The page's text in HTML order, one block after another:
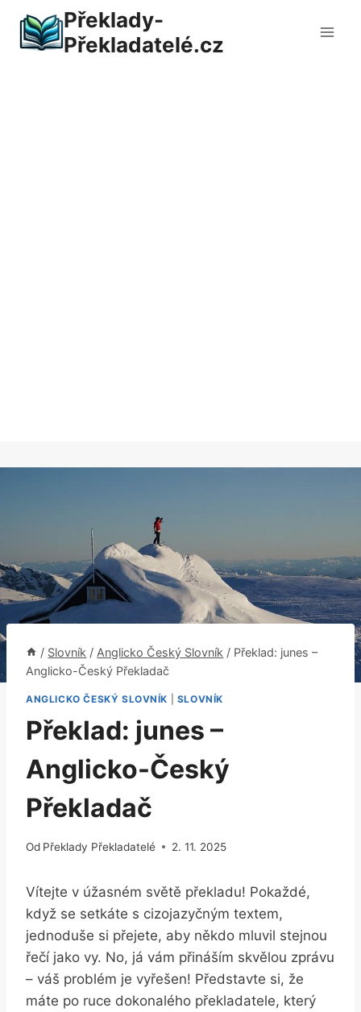
obsah
Překlady-
Překladatelé.cz
/ Slovník / Anglicko Český Slovník / Překlad: junes –
Anglicko-Český Překladač
ANGLICKO ČESKÝ SLOVNÍK SLOVNÍK
Překlad: junes –
Anglicko-Český
Překladač
Od Překlady Překladatelé 2. 11. 2025
Vítejte v úžasném světě‍ překladu! Pokaždé,
když ⁤se setkáte s cizojazyčným textem,
jednoduše si⁢ přejete, aby někdo ‌mluvil stejnou
řečí ⁣jako vy. No, já vám přináším skvělou‌ zprávu
– váš problém ⁣je ​vyřešen! Představte ‌si, že⁢
máte po ‍ruce dokonalého překladatele, který